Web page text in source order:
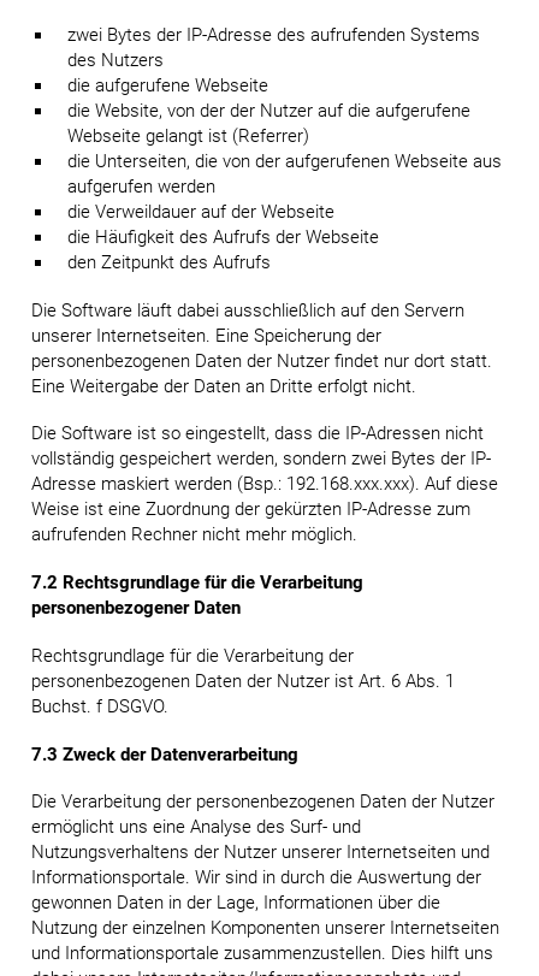
zwei Bytes der IP-Adresse des aufrufenden Systems
des Nutzers
die aufgerufene Webseite
die Website, von der der Nutzer auf die aufgerufene
Webseite gelangt ist (Referrer)
die Unterseiten, die von der aufgerufenen Webseite aus
aufgerufen werden
die Verweildauer auf der Webseite
die Häufigkeit des Aufrufs der Webseite
den Zeitpunkt des Aufrufs
Die Software läuft dabei ausschließlich auf den Servern
unserer Internetseiten. Eine Speicherung der
personenbezogenen Daten der Nutzer findet nur dort statt.
Eine Weitergabe der Daten an Dritte erfolgt nicht.
Die Software ist so eingestellt, dass die IP-Adressen nicht
vollständig gespeichert werden, sondern zwei Bytes der IP-
Adresse maskiert werden (Bsp.: 192.168.xxx.xxx). Auf diese
Weise ist eine Zuordnung der gekürzten IP-Adresse zum
aufrufenden Rechner nicht mehr möglich.
7.2 Rechtsgrundlage für die Verarbeitung
personenbezogener Daten
Rechtsgrundlage für die Verarbeitung der
personenbezogenen Daten der Nutzer ist Art. 6 Abs. 1
Buchst. f DSGVO.
7.3 Zweck der Datenverarbeitung
Die Verarbeitung der personenbezogenen Daten der Nutzer
ermöglicht uns eine Analyse des Surf- und
Nutzungsverhaltens der Nutzer unserer Internetseiten und
Informationsportale. Wir sind in durch die Auswertung der
gewonnen Daten in der Lage, Informationen über die
Nutzung der einzelnen Komponenten unserer Internetseiten
und Informationsportale zusammenzustellen. Dies hilft uns